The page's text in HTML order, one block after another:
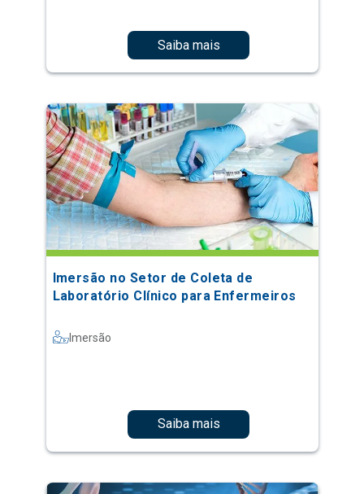
Saiba mais
Imersão no Setor de Coleta de
Laboratório Clínico para Enfermeiros
Imersão
Saiba mais